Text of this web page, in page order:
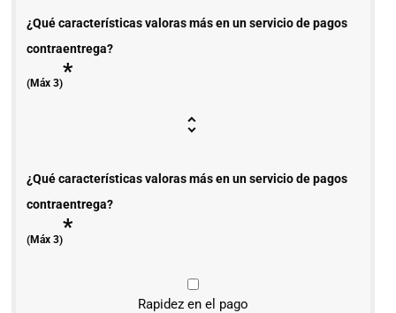
¿Qué características valoras más en un servicio de pagos
contraentrega?
(Máx 3)*
¿Qué características valoras más en un servicio de pagos
contraentrega?
(Máx 3)*
Rapidez en el pago